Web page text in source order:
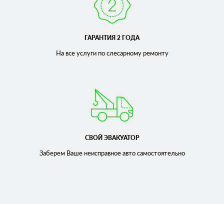
ГАРАНТИЯ 2 ГОДА
На все услуги по слесарномуремонту
СВОЙ ЭВАКУАТОР
Заберем Ваше неисправноеавто самостоятельно